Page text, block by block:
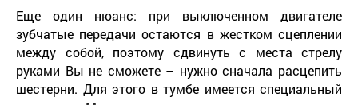
Еще один нюанс: при выключенном двигателе
зубчатые передачи остаются в жестком сцеплении
между собой, поэтому сдвинуть с места стрелу
руками Вы не сможете – нужно сначала расцепить
шестерни. Для этого в тумбе имеется специальный